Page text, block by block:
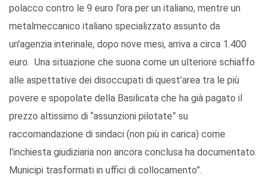
polacco contro le 9 euro l’ora per un italiano, mentre un
metalmeccanico italiano specializzato assunto da
un'agenzia interinale, dopo nove mesi, arriva a circa 1.400
euro. Una situazione che suona come un ulteriore schiaffo
alle aspettative dei disoccupati di quest’area tra le più
povere e spopolate della Basilicata che ha già pagato il
prezzo altissimo di “assunzioni pilotate” su
raccomandazione di sindaci (non più in carica) come
l’inchiesta giudiziaria non ancora conclusa ha documentato.
Municipi trasformati in uffici di collocamento”.